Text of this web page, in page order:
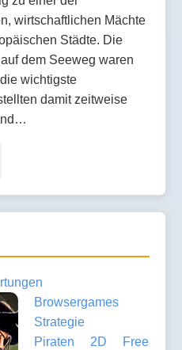
wirtschaftlichen Mächte
Städte. Die
dem Seeweg waren
wichtigste
damit zeitweise
Browsergames
Strategie
Piraten
2D
Free